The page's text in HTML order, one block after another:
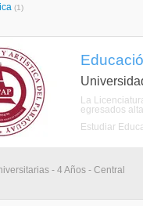
(1)
La
egresados
Estudiar
- 4 Años - Central